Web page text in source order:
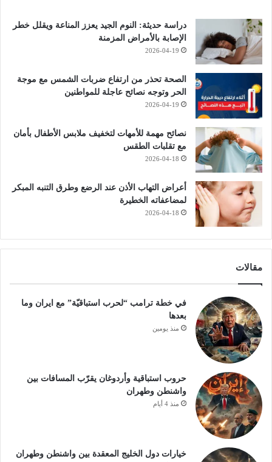
دراسة حديثة: النوم الجيد يعزز المناعة ويقلل خطر
الإصابة بالأمراض المزمنة
2026-04-19
الصحة تحذر من ارتفاع ضربات الشمس مع موجة
الحر وتوجه نصائح عاجلة للمواطنين
2026-04-19
نصائح مهمة للأمهات لتخفيف ملابس الأطفال بأمان
مع تقلبات الطقس
2026-04-18
أعراض التهاب الأذن عند الرضع وطرق التنبه المبكر
لمضاعفاته الخطيرة
2026-04-18
مقالات
في خطة ترامب “لحرب استباقيّة” مع ايران وما
بعدها
منذ يومين
حروب استباقية وأردوغان يقرّب المسافات بين
واشنطن وطهران
منذ 4 أيام
خيارات دول الخليج المعقدة بين واشنطن وطهران